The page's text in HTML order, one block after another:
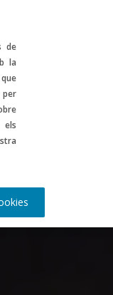
de
la
per
els